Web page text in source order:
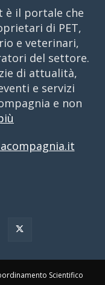
è il portale che
di PET,
e veterinari,
del settore.
di attualità,
e servizi
e non
Scientifico